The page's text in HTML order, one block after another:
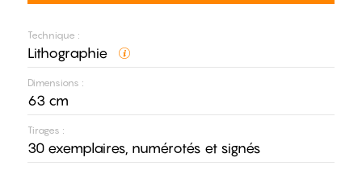
Technique :
Lithographie
Dimensions :
63 cm
Tirages :
30 exemplaires, numérotés et signés